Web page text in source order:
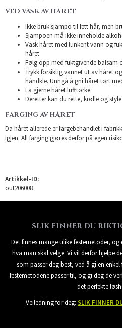
VED VASK AV HÅRET
Ikke bruk sjampo til fett hår, men
Sjampoen må ikke inneholde
Vask håret med lunkent vann og
håret.
Følg opp med fuktgivende balsam
Trykk forsiktig vannet ut av håret
håndkle. Unngå å gni håret tørt
La gjerne håret lufttørke.
Deretter kan du rette, krølle og
FARGING AV HÅRET
Da håret allerede er fargebehandlet i
igjen. All farging gjøres derfor på egen
Artikkel-ID:
out206008
SLIK FINNER DU
Det finnes mange ulike festemetoder,
hva man skal velge. Vi vil derfor hjelpe
som passer deg best, ved å gi en
festemetodene passer til, og gi deg de
det perfekte
Veiledning for deg: SLIK FINNER